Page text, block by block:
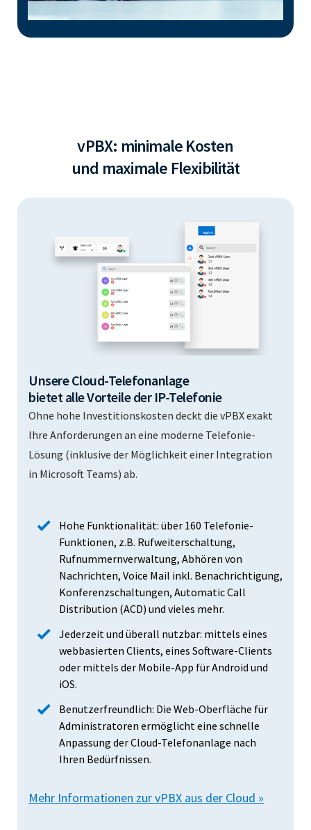
vPBX: minimale Kosten
und maximale Flexibilität
Unsere Cloud-Telefonanlage
bietet alle Vorteile der IP-Telefonie
Ohne hohe Investitionskosten deckt die vPBX exakt
Ihre Anforderungen an eine moderne Telefonie-
Lösung (inklusive der Möglichkeit einer Integration
in Microsoft Teams) ab.
Hohe Funktionalität: über 160 Telefonie-
Funktionen, z.B. Rufweiterschaltung,
Rufnummernverwaltung, Abhören von
Nachrichten, Voice Mail inkl. Benachrichtigung,
Konferenzschaltungen, Automatic Call
Distribution (ACD) und vieles mehr.
Jederzeit und überall nutzbar: mittels eines
webbasierten Clients, eines Software-Clients
oder mittels der Mobile-App für Android und
iOS.
Benutzerfreundlich: Die Web-Oberfläche für
Administratoren ermöglicht eine schnelle
Anpassung der Cloud-Telefonanlage nach
Ihren Bedürfnissen.
Mehr Informationen zur vPBX aus der Cloud »